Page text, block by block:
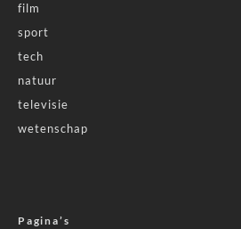
film
sport
tech
natuur
televisie
wetenschap
Pagina’s